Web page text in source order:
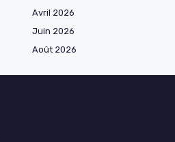
Avril 2026
Juin 2026
Août 2026